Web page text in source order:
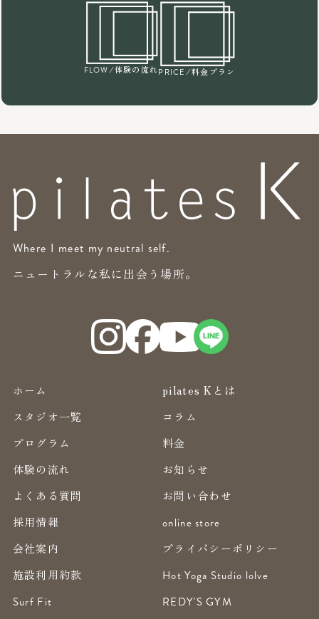
FLOW /体験の流れPRICE /料金プラン
Where I meet my neutral self.
ニュートラルな私に出会う場所。
ホーム
pilates Kとは
スタジオ一覧
コラム
プログラム
料金
体験の流れ
お知らせ
よくある質問
お問い合わせ
採用情報
online store
会社案内
プライバシーポリシー
施設利用約款
Hot Yoga Studio lolve
Surf Fit
REDY'S GYM